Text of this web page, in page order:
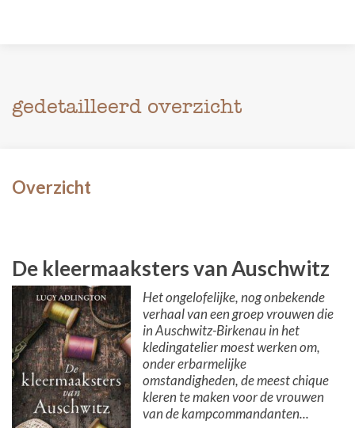
gedetailleerd overzicht
Overzicht
De kleermaaksters van Auschwitz
Het ongelofelijke, nog onbekende
verhaal van een groep vrouwen die
in Auschwitz-Birkenau in het
kledingatelier moest werken om,
onder erbarmelijke
omstandigheden, de meest chique
kleren te maken voor de vrouwen
van de kampcommandanten...